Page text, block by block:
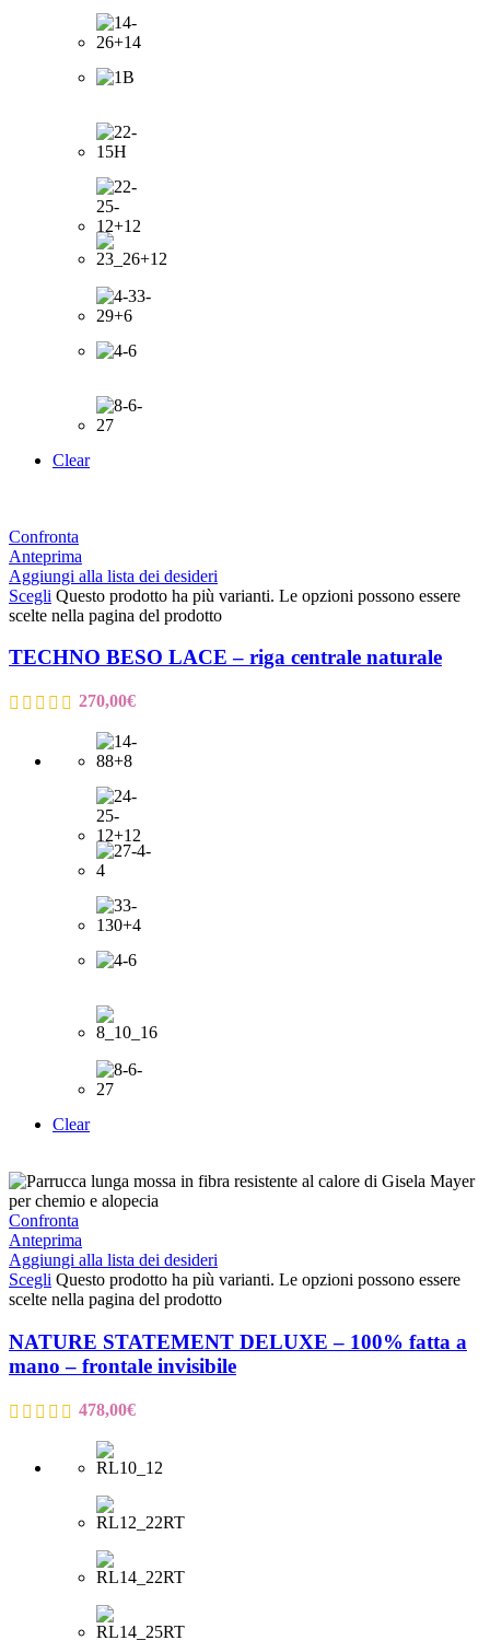
Clear
Confronta
Anteprima
Aggiungi alla lista dei desideri
Scegli Questo prodotto ha più varianti. Le opzioni possono essere
scelte nella pagina del prodotto
TECHNO BESO LACE – riga centrale naturale
270,00€
Clear
Confronta
Anteprima
Aggiungi alla lista dei desideri
Scegli Questo prodotto ha più varianti. Le opzioni possono essere
scelte nella pagina del prodotto
NATURE STATEMENT DELUXE – 100% fatta a
mano – frontale invisibile
478,00€